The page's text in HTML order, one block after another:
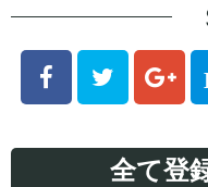
全て登